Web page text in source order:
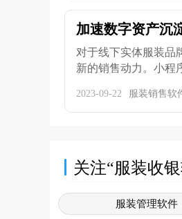
加速数字资产沉
对于线下实体服装品
新的销售动力。小程
2023-09-22 服装销售软
关注“服装收
服装管理软件